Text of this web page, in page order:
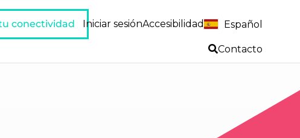
conectividad Iniciar sesiónAccesibilidad Español
Contacto